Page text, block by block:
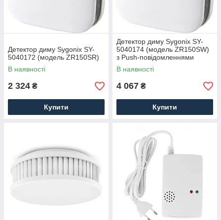
Детектор диму Sygonix SY-
5040172 (модель ZR150SR)
В наявності
2 324 ₴
Купити
Детектор диму Sygonix SY-
5040174 (модель ZR150SW)
з Push-повідомленнями
В наявності
4 067 ₴
Купити